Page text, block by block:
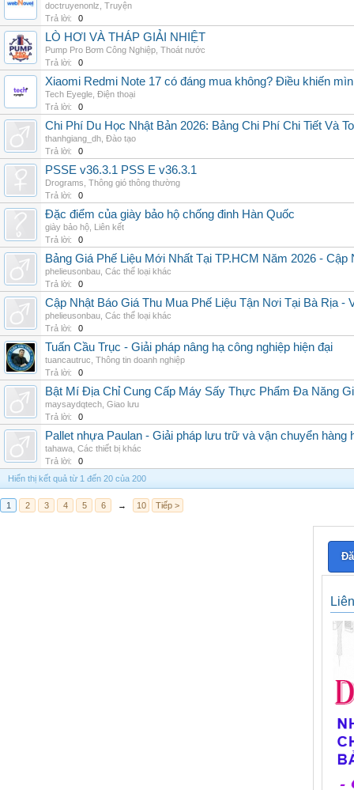
doctruyenonlz Truyện
Trả lời:
0
LÒ HƠI VÀ THÁP GIẢI NHIỆT
Pump Pro Bơm Công Nghiệp Thoát nước
Trả lời:
0
Xiaomi Redmi Note 17 có đáng mua không? Điều khiến
Tech Eyegle Điện thoại
Trả lời:
0
Chi Phí Du Học Nhật Bản 2026: Bảng Chi Phí Chi Tiết Và
thanhgiang_dh Đào tạo
Trả lời:
0
PSSE v36.3.1 PSS E v36.3.1
Drograms Thông gió thông thường
Trả lời:
0
Đặc điểm của giày bảo hộ chống đinh Hàn Quốc
giày bảo hộ Liên kết
Trả lời:
0
Bảng Giá Phế Liệu Mới Nhất Tại TP.HCM Năm 2026 - Cập
phelieusonbau Các thể loại khác
Trả lời:
0
Cập Nhật Báo Giá Thu Mua Phế Liệu Tận Nơi Tại Bà Rịa -
phelieusonbau Các thể loại khác
Trả lời:
0
Tuấn Cầu Trục - Giải pháp nâng hạ công nghiệp hiện đại
tuancautruc Thông tin doanh nghiệp
Trả lời:
0
Bật Mí Địa Chỉ Cung Cấp Máy Sấy Thực Phẩm Đa Năng
maysaydqtech Giao lưu
Trả lời:
0
Pallet nhựa Paulan - Giải pháp lưu trữ và vận chuyển hàng
tahawa Các thiết bị khác
Trả lời:
0
Hiển thị kết quả từ 1 đến 20 của 200
1 2 3 4 5 6 → 10 Tiếp >